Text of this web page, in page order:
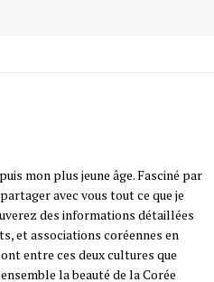
mon plus jeune âge. Fasciné par
avec vous tout ce que je
des informations détaillées
et associations coréennes en
entre ces deux cultures que
la beauté de la Corée